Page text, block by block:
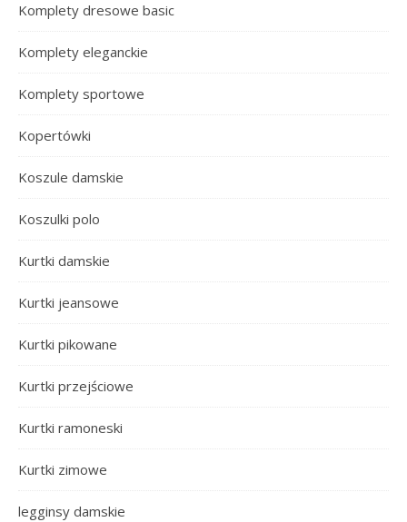
Komplety dresowe basic
Komplety eleganckie
Komplety sportowe
Kopertówki
Koszule damskie
Koszulki polo
Kurtki damskie
Kurtki jeansowe
Kurtki pikowane
Kurtki przejściowe
Kurtki ramoneski
Kurtki zimowe
legginsy damskie